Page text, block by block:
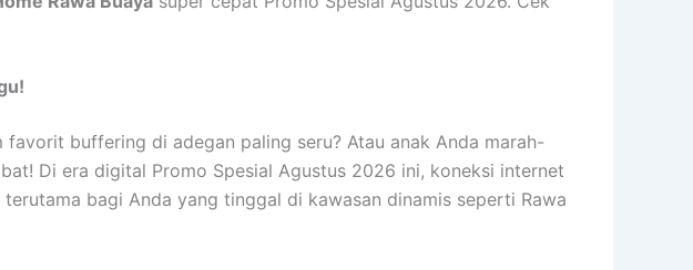
buffering di adegan paling seru? Atau anak Anda marah-
Di era digital Promo Spesial Agustus 2026 ini, koneksi internet
bagi Anda yang tinggal di kawasan dinamis seperti Rawa